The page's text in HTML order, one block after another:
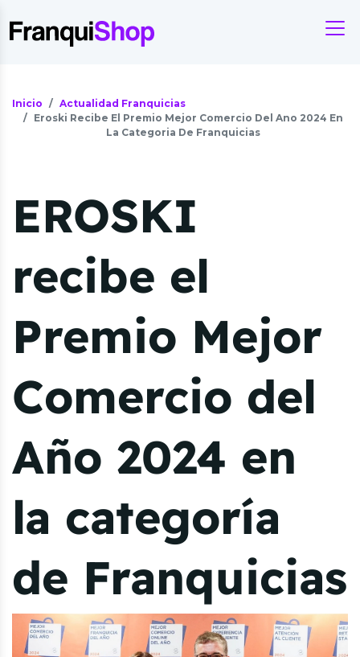
Inicio
Actualidad Franquicias
Eroski Recibe El Premio Mejor Comercio Del Ano 2024 En
La Categoria De Franquicias
EROSKI
recibe el
Premio Mejor
Comercio del
Año 2024 en
la categoría
de Franquicias